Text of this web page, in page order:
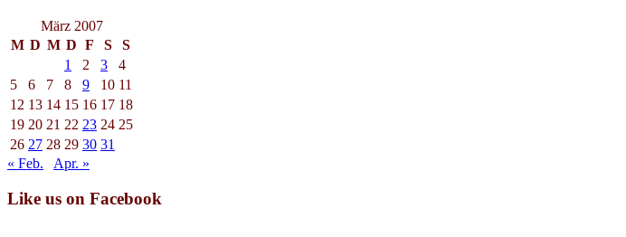
März 2007
M D M D F S
S
1
2 3
4
5
6 7 8 9 10 11
12 13 14 15 16 17 18
19 20 21 22 23 24 25
26 27 28 29 30 31
« Feb.
Apr. »
Like us on Facebook